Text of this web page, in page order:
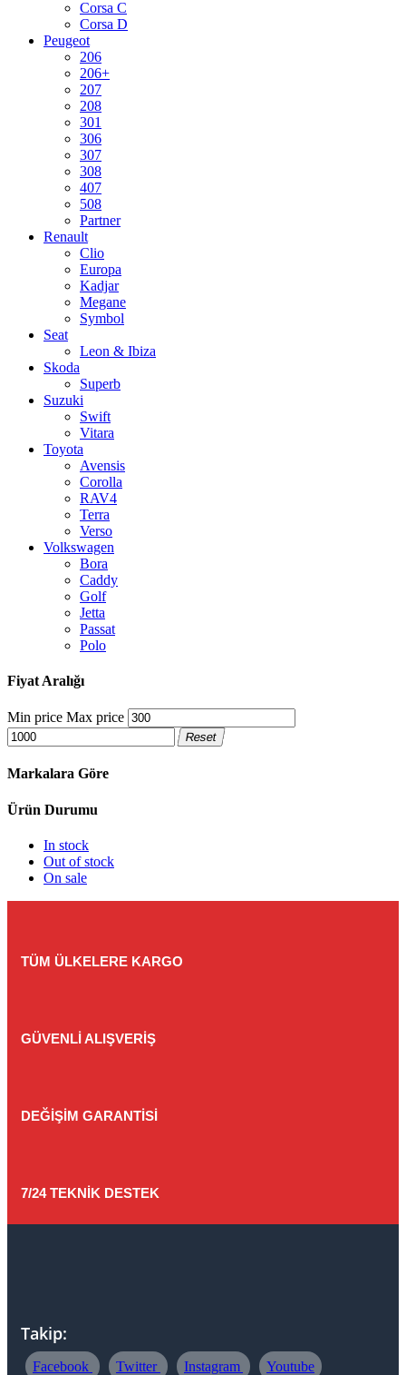
Corsa C
Corsa D
Peugeot
206
206+
207
208
301
306
307
308
407
508
Partner
Renault
Clio
Europa
Kadjar
Megane
Symbol
Seat
Leon & Ibiza
Skoda
Superb
Suzuki
Swift
Vitara
Toyota
Avensis
Corolla
RAV4
Terra
Verso
Volkswagen
Bora
Caddy
Golf
Jetta
Passat
Polo
Fiyat Aralığı
Min price Max price
Reset
Markalara Göre
Ürün Durumu
In stock
Out of stock
On sale
TÜM ÜLKELERE KARGO
GÜVENLİ ALIŞVERİŞ
DEĞİŞİM GARANTİSİ
7/24 TEKNİK DESTEK
Takip:
Facebook Twitter Instagram Youtube